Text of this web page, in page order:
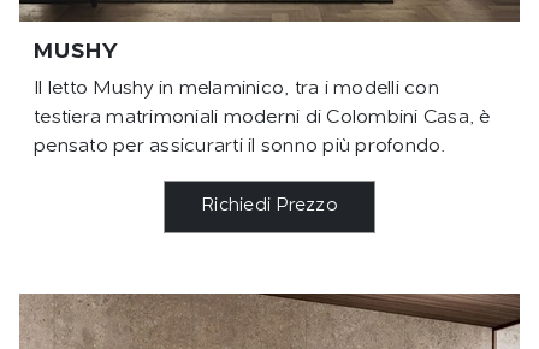
MUSHY
Il letto Mushy in melaminico, tra i modelli con
testiera matrimoniali moderni di Colombini Casa, è
pensato per assicurarti il sonno più profondo.
Richiedi Prezzo